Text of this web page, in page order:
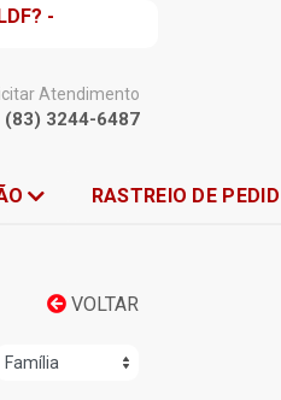
-
Atendimento
(83) 3244-6487
RASTREIO DE
VOLTAR